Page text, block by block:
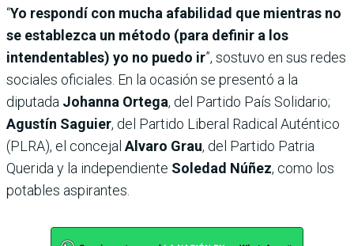
“Yo respondí con mucha afabilidad que mientras no
se establezca un método (para definir a los
intendentables) yo no puedo ir”, sostuvo en sus redes
sociales oficiales. En la ocasión se presentó a la
diputada Johanna Ortega, del Partido País Solidario;
Agustín Saguier, del Partido Liberal Radical Auténtico
(PLRA), el concejal Alvaro Grau, del Partido Patria
Querida y la independiente Soledad Núñez, como los
potables aspirantes.